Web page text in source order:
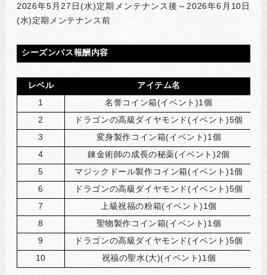
2026年5月27日(水)定期メンテナンス後～2026年6月10日
(水)定期メンテナンス前
シーズンパス報酬内容
レベル
アイテム名
1
名誉コイン箱(イベント)1個
2
ドラゴンの高級ダイヤモンド(イベント)5個
3
変身製作コイン箱(イベント)1個
4
錬金術師の成長の秘薬(イベント)2個
5
マジックドール製作コイン箱(イベント)1個
6
ドラゴンの高級ダイヤモンド(イベント)5個
7
上級祝福の粉箱(イベント)1個
8
聖物製作コイン箱(イベント)1個
9
ドラゴンの高級ダイヤモンド(イベント)5個
10
祝福の聖水(大)(イベント)1個